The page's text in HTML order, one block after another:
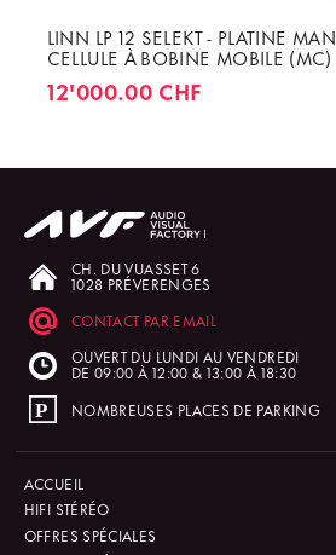
LINN LP 12 SELEKT - PLATINE
CELLULE À BOBINE MOBILE
12'000.00 CHF
CH. DU VUASSET 6
1028 PRÉVERENGES
CONTACT PAR EMAIL
OUVERT DU LUNDI AU VENDREDI
DE 09:00 À 12:00 & 13:00 À 18:30
NOMBREUSES PLACES DE PARKING
ACCUEIL
HIFI STÉRÉO
OFFRES SPÉCIALES